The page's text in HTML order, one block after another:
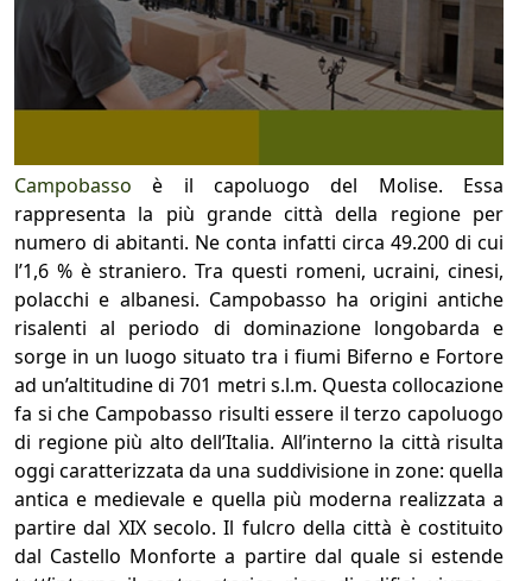
Campobasso è il capoluogo del Molise. Essa
rappresenta la più grande città della regione per
numero di abitanti. Ne conta infatti circa 49.200 di cui
l’1,6 % è straniero. Tra questi romeni, ucraini, cinesi,
polacchi e albanesi. Campobasso ha origini antiche
risalenti al periodo di dominazione longobarda e
sorge in un luogo situato tra i fiumi Biferno e Fortore
ad un’altitudine di 701 metri s.l.m. Questa collocazione
fa si che Campobasso risulti essere il terzo capoluogo
di regione più alto dell’Italia. All’interno la città risulta
oggi caratterizzata da una suddivisione in zone: quella
antica e medievale e quella più moderna realizzata a
partire dal XIX secolo. Il fulcro della città è costituito
dal Castello Monforte a partire dal quale si estende